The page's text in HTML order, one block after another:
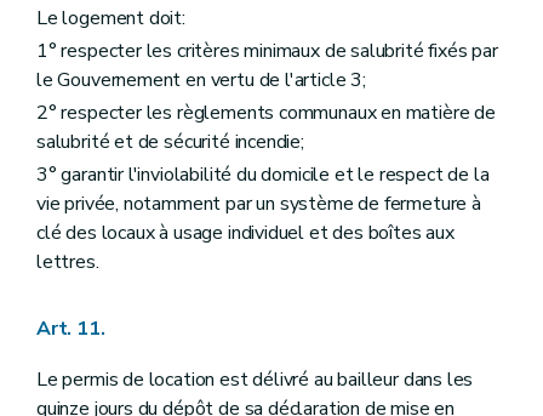
Le logement doit:
1° respecter les critères minimaux de salubrité fixés par
le Gouvernement en vertu de l'article 3;
2° respecter les règlements communaux en matière de
salubrité et de sécurité incendie;
3° garantir l'inviolabilité du domicile et le respect de la
vie privée, notamment par un système de fermeture à
clé des locaux à usage individuel et des boîtes aux
lettres.
Art. 11.
Le permis de location est délivré au bailleur dans les
quinze jours du dépôt de sa déclaration de mise en